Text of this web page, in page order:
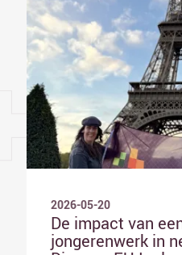
2026-05-20
De impact van
jongerenwerk in